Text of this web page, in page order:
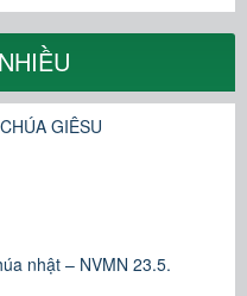
GIÊSU
nhật – NVMN 23.5.